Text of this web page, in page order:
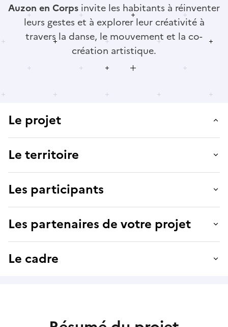
Auzon en Corps invite les habitants à réinventer
leurs gestes et à explorer leur créativité à
travers la danse, le mouvement et la co-
création artistique.
Le projet
Le territoire
Les participants
Les partenaires de votre projet
Le cadre